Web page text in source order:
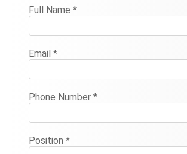
Full Name *
Email *
Phone Number *
Position *